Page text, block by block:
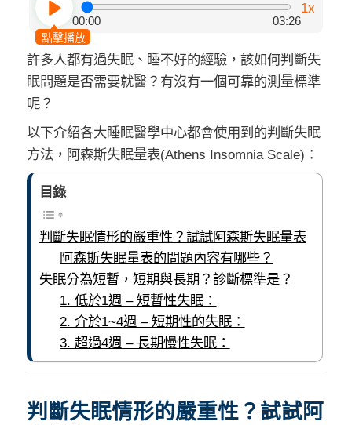
點擊播放
00:00 03:26
1x
許多人都有過失眠、睡不好的經驗，該如何判斷失
眠問題是否需要就醫？有沒有一個可靠的測量標準
呢？
以下介紹各大睡眠醫學中心都會使用到的判斷失眠
方法，阿森斯失眠量表(Athens Insomnia Scale)：
目錄
判斷失眠情形的嚴重性？試試阿森斯失眠量表
阿森斯失眠量表的問題內容有哪些？
失眠分為短暫，短期與長期？診斷標準是？
1. 低於1週 – 短暫性失眠：
2. 介於1~4週 – 短期性的失眠：
3. 超過4週 – 長期慢性失眠：
判斷失眠情形的嚴重性？試試阿